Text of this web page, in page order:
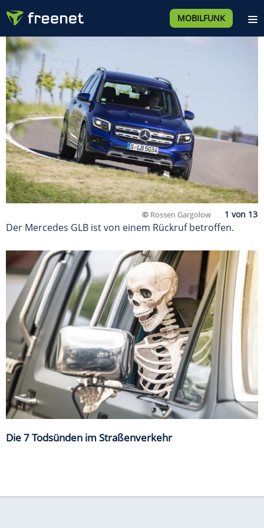
MOBILFUNK
© Rossen Gargolow
Der Mercedes GLB ist von einem Rückruf betroffen.
Die 7 Todsünden im Straßenverkehr